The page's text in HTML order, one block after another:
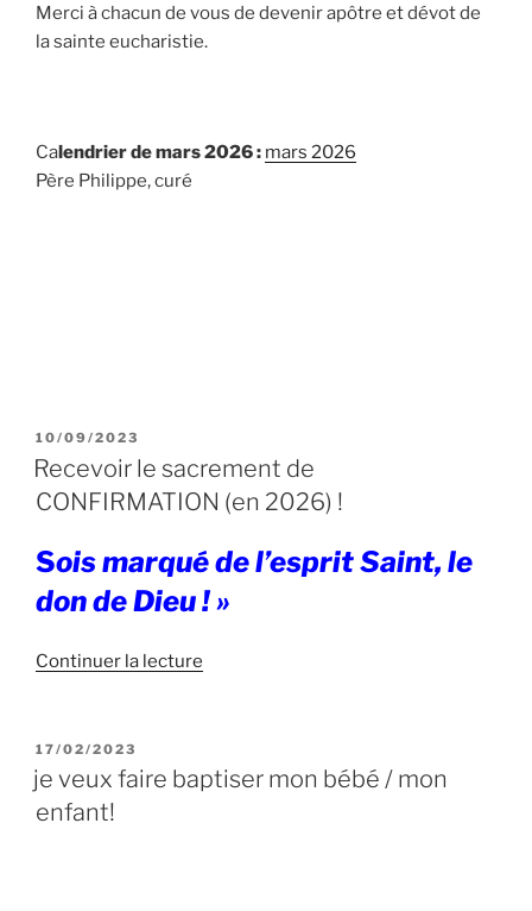
Merci à chacun de vous de devenir apôtre et dévot de
la sainte eucharistie.
Calendrier de mars 2026 : mars 2026
Père Philippe, curé
PUBLIÉ
LE
10/09/2023
Recevoir le sacrement de
CONFIRMATION (en 2026) !
Sois marqué de l’esprit Saint, le
don de Dieu ! »
Continuer la lecture
de
PUBLIÉ
LE
17/02/2023
je veux faire baptiser mon bébé / mon
enfant!